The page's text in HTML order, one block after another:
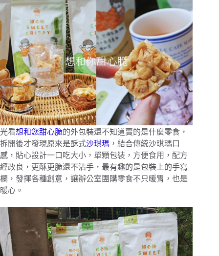
光看想和您甜心脆的外包裝還不知道賣的是什麼零食，
拆開後才發現原來是酥式沙琪瑪 ，結合傳統沙琪瑪口
感，貼心設計一口吃大小，單顆包裝，方便食用，配方
經改良，更酥更脆還不沾手，最有趣的是包裝上的手寫
欄，發揮各種創意，讓辦公室團購零食不只暖胃，也是
暖心。